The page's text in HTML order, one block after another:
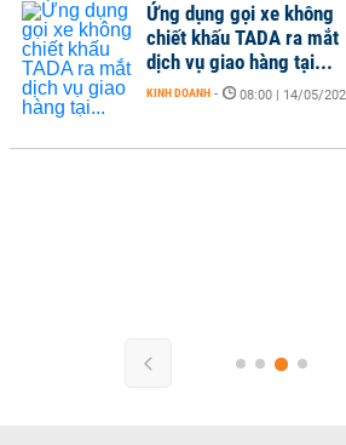
Ứng dụng gọi xe không
chiết khấu TADA ra mắt
dịch vụ giao hàng tại...
KINH DOANH - 08:00 | 14/05/